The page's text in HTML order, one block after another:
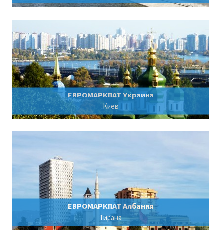
ЕВРОМАРКПАТ Украина
Киев
ЕВРОМАРКПАТ Албания
Тирана